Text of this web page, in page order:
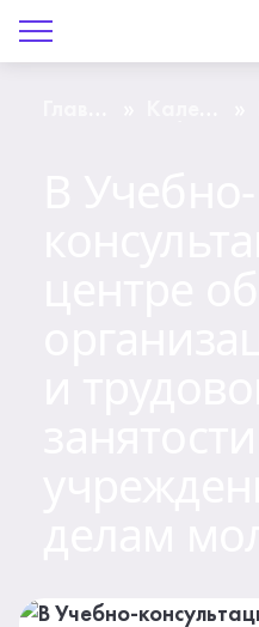
О Центре «КОНТАКТ»